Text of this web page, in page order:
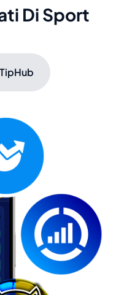
Di Sport
TipHub